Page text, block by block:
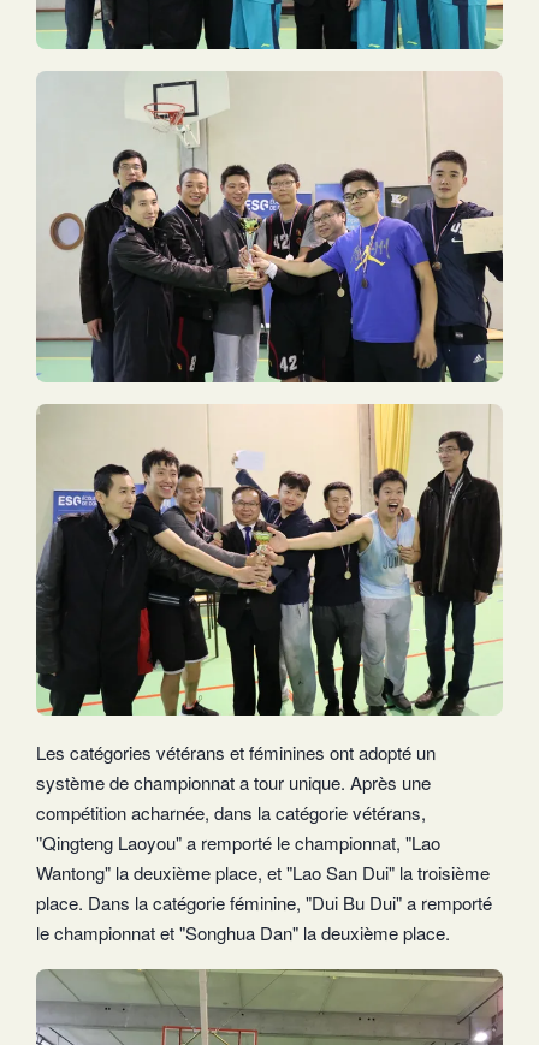
Les catégories vétérans et féminines ont adopté un
système de championnat a tour unique. Après une
compétition acharnée, dans la catégorie vétérans,
"Qingteng Laoyou" a remporté le championnat, "Lao
Wantong" la deuxième place, et "Lao San Dui" la troisième
place. Dans la catégorie féminine, "Dui Bu Dui" a remporté
le championnat et "Songhua Dan" la deuxième place.